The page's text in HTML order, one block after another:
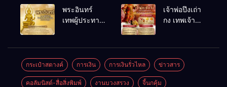
เคล็ดลับปรับ
ดวง ปรับร้าน
ให้ลูกค้าแน่น
พลังชีวิต
พระอินทร์
เทพผู้ประทาน
เจ้าพ่อปึงเถ่า
กง เทพเจ้า
กระเป๋าสตางค์ การเงิน การเงินรั่วไหล ข่าวสาร
คอลัมนิสต์-สื่อสิ่งพิมพ์ งานบวงสรวง จี้นกคุ้ม